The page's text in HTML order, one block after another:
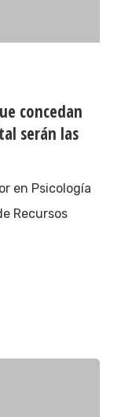
concedan
serán las
en Psicología
Recursos